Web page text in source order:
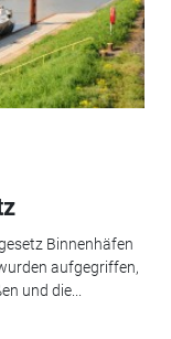
Binnenhäfen
aufgegriffen,
und die...